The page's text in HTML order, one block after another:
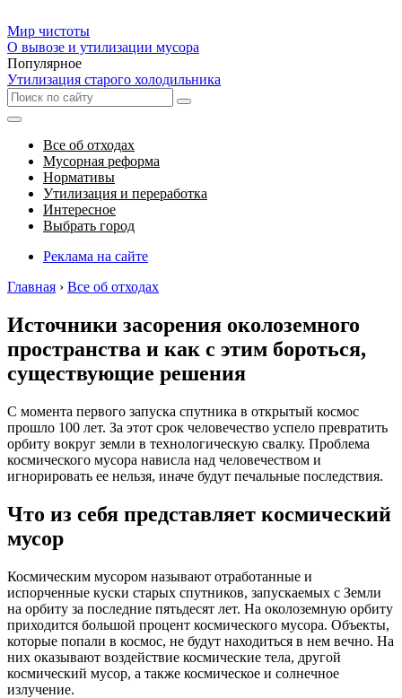
Мир чистоты
О вывозе и утилизации мусора
Популярное
Утилизация старого холодильника
Все об отходах
Мусорная реформа
Нормативы
Утилизация и переработка
Интересное
Выбрать город
Реклама на сайте
Главная › Все об отходах
Источники засорения околоземного
пространства и как с этим бороться,
существующие решения
С момента первого запуска спутника в открытый космос
прошло 100 лет. За этот срок человечество успело превратить
орбиту вокруг земли в технологическую свалку. Проблема
космического мусора нависла над человечеством и
игнорировать ее нельзя, иначе будут печальные последствия.
Что из себя представляет космический
мусор
Космическим мусором называют отработанные и
испорченные куски старых спутников, запускаемых с Земли
на орбиту за последние пятьдесят лет. На околоземную орбиту
приходится большой процент космического мусора. Объекты,
которые попали в космос, не будут находиться в нем вечно. На
них оказывают воздействие космические тела, другой
космический мусор, а также космическое и солнечное
излучение.